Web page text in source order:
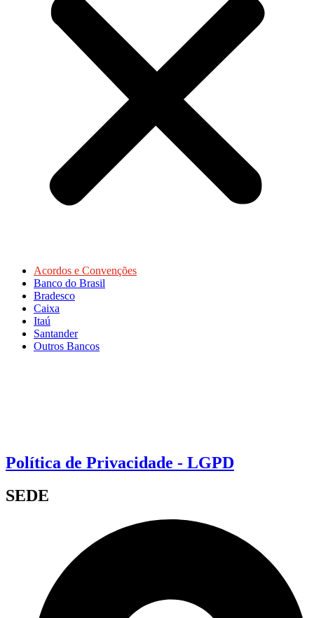
Acordos e Convenções
Banco do Brasil
Bradesco
Caixa
Itaú
Santander
Outros Bancos
Política de Privacidade - LGPD
SEDE